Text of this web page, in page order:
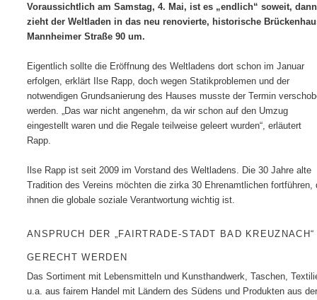
Voraussichtlich am Samstag, 4. Mai, ist es „endlich“ soweit, dann
zieht der Weltladen in das neu renovierte, historische
Mannheimer Straße 90 um.
Eigentlich sollte die Eröffnung des Weltladens dort schon im Januar
erfolgen, erklärt Ilse Rapp, doch wegen Statikproblemen und der
notwendigen Grundsanierung des Hauses musste der Termin
werden. „Das war nicht angenehm, da wir schon auf den Umzug
eingestellt waren und die Regale teilweise geleert wurden“, erläutert
Rapp.
Ilse Rapp ist seit 2009 im Vorstand des Weltladens. Die 30 Jahre alte
Tradition des Vereins möchten die zirka 30 Ehrenamtlichen fortführen,
ihnen die globale soziale Verantwortung wichtig ist.
ANSPRUCH DER „FAIRTRADE-STADT BAD KREUZNACH“
GERECHT WERDEN
Das Sortiment mit Lebensmitteln und Kunsthandwerk, Taschen,
u.a. aus fairem Handel mit Ländern des Südens und Produkten aus der